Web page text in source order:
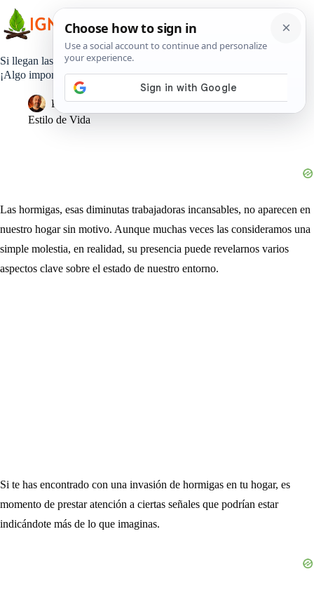
contenido
Si llegan las hormigas a tu casa, es una clara señal de que…
¡Algo importante está ocurriendo!
Pedro Lisperguer
11 septiembre, 2024
Estilo de Vida
Las hormigas, esas diminutas trabajadoras incansables, no aparecen en
nuestro hogar sin motivo. Aunque muchas veces las consideramos una
simple molestia, en realidad, su presencia puede revelarnos varios
aspectos clave sobre el estado de nuestro entorno.
Si te has encontrado con una invasión de hormigas en tu hogar, es
momento de prestar atención a ciertas señales que podrían estar
indicándote más de lo que imaginas.